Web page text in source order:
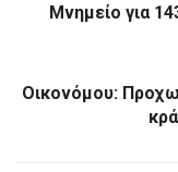
Μνημείο για
Οικονόμου: